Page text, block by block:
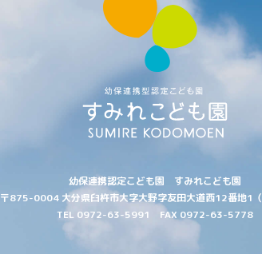
幼保連携認定こども園 すみれこども園
〒875-0004 大分県臼杵市大字大野字友田大道西12番地1 （
TEL 0972-63-5991
FAX 0972-63-5778